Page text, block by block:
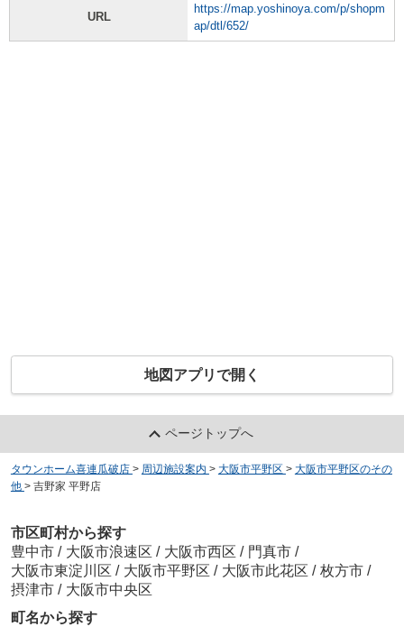
URL
https://map.yoshinoya.com/p/shopm
ap/dtl/652/
地図アプリで開く
ページトップへ
タウンホーム喜連瓜破店 > 周辺施設案内 > 大阪市平野区 > 大阪市平野区のその
他 > 吉野家 平野店
市区町村から探す
豊中市 / 大阪市浪速区 / 大阪市西区 / 門真市 /
大阪市東淀川区 / 大阪市平野区 / 大阪市此花区 / 枚方市 /
摂津市 / 大阪市中央区
町名から探す